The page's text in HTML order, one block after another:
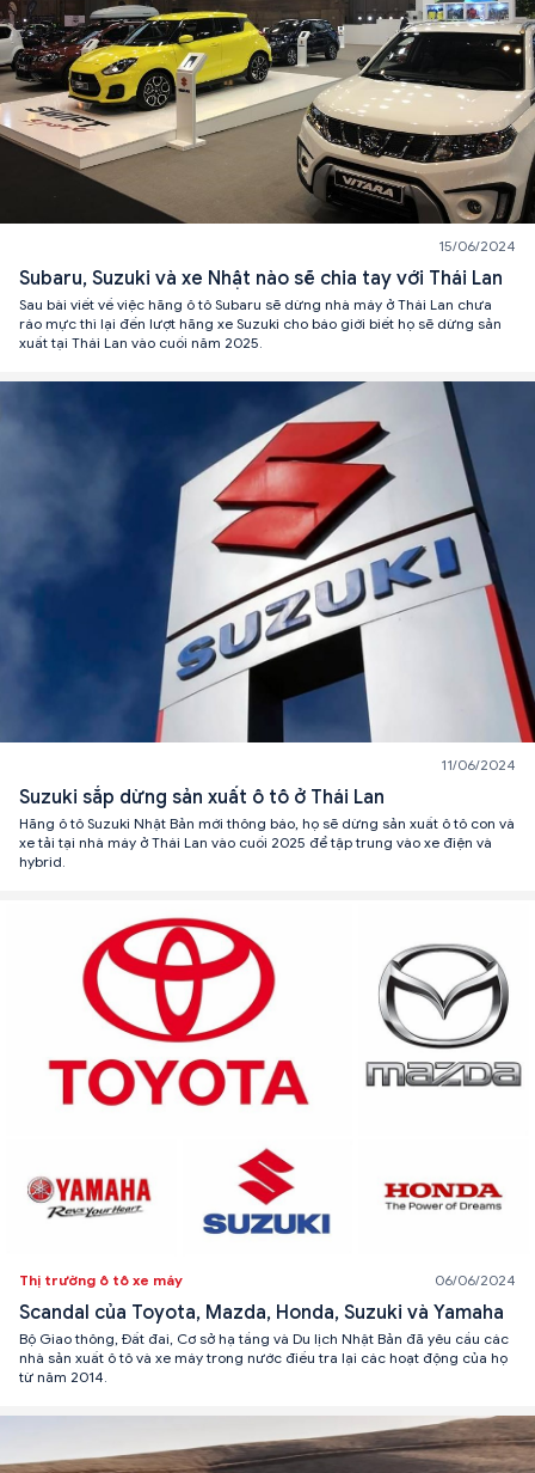
15/06/2024
Subaru, Suzuki và xe Nhật nào sẽ chia tay với Thái Lan
Sau bài viết về việc hãng ô tô Subaru sẽ dừng nhà máy ở Thái Lan chưa
ráo mực thì lại đến lượt hãng xe Suzuki cho báo giới biết họ sẽ dừng sản
xuất tại Thái Lan vào cuối năm 2025.
11/06/2024
Suzuki sắp dừng sản xuất ô tô ở Thái Lan
Hãng ô tô Suzuki Nhật Bản mới thông báo, họ sẽ dừng sản xuất ô tô con và
xe tải tại nhà máy ở Thái Lan vào cuối 2025 để tập trung vào xe điện và
hybrid.
Thị trường ô tô xe máy 06/06/2024
Scandal của Toyota, Mazda, Honda, Suzuki và Yamaha
Bộ Giao thông, Đất đai, Cơ sở hạ tầng và Du lịch Nhật Bản đã yêu cầu các
nhà sản xuất ô tô và xe máy trong nước điều tra lại các hoạt động của họ
từ năm 2014.